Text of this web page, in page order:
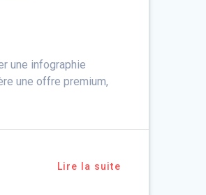
une infographie
une offre premium,
Lire la suite